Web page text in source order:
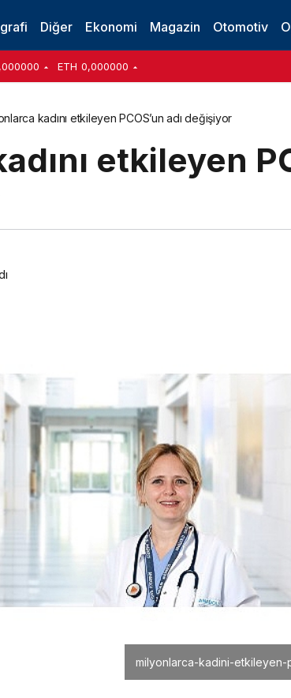
Diğer Ekonomi Magazin Otomotiv
ETH 0,000000
kadını etkileyen PCOS’un adı değişiyor
etkileyen
milyonlarca-kadini-